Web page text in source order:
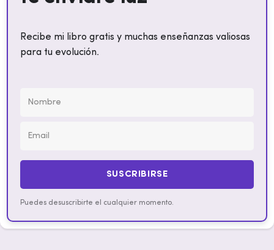
Recibe mi libro gratis y muchas enseñanzas valiosas
para tu evolución.
SUSCRIBIRSE
Puedes desuscribirte el cualquier momento.